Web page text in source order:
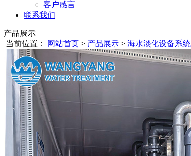
客户感言
联系我们
产品展示
当前位置：
网站首页 > 产品展示 > 海水淡化设备系统